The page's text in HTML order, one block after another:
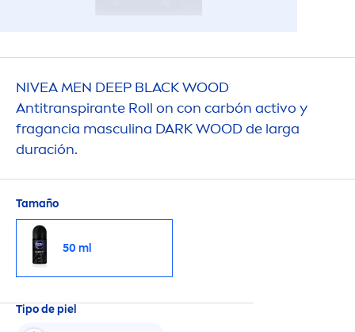
NIVEAMEN DEEP BLACKWOOD
Antitranspirante Roll on con carbón activo y
fragancia masculina DARK WOOD de larga
duración.
Tamaño
50 ml
Tipo de piel